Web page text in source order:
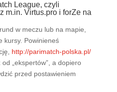
League, czyli
m.in. Virtus.pro i forZe na
w meczu lub na mapie,
kursy. Powinieneś
http://parimatch-polska.pl/
„ekspertów”, a dopiero
przed postawieniem